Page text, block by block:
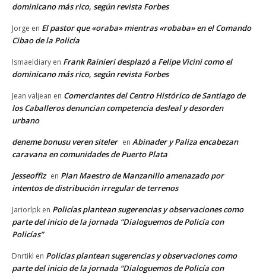
dominicano más rico, según revista Forbes
Jorge en El pastor que «oraba» mientras «robaba» en el Comando
Cibao de la Policía
Ismaeldiary en Frank Rainieri desplazó a Felipe Vicini como el
dominicano más rico, según revista Forbes
Jean valjean en Comerciantes del Centro Histórico de Santiago de
los Caballeros denuncian competencia desleal y desorden
urbano
deneme bonusu veren siteler en Abinader y Paliza encabezan
caravana en comunidades de Puerto Plata
Jesseoffiz en Plan Maestro de Manzanillo amenazado por
intentos de distribución irregular de terrenos
Jariorlpk en Policías plantean sugerencias y observaciones como
parte del inicio de la jornada “Dialoguemos de Policía con
Policías”
Dnrtikl en Policías plantean sugerencias y observaciones como
parte del inicio de la jornada “Dialoguemos de Policía con